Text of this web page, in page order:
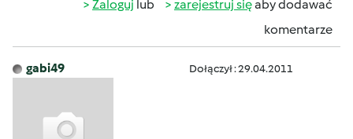
Zaloguj lub zarejestruj sięaby dodawać
komentarze
gabi49 Dołączył : 29.04.2011